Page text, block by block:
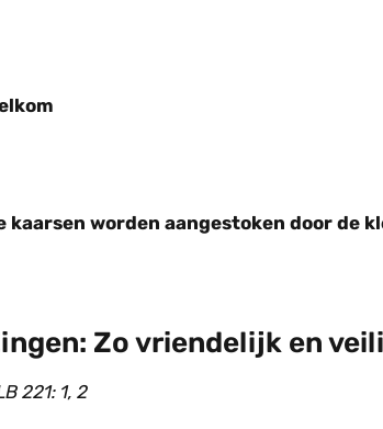
kaarsen worden aangestoken door de
Zo vriendelijk en
221: 1, 2